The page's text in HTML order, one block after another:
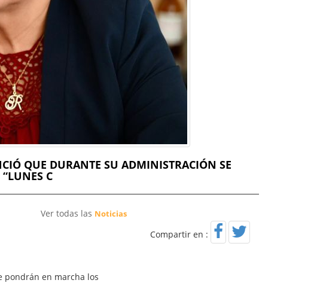
QUE DURANTE SU ADMINISTRACIÓN SE
C
Ver todas las Noticias
Compartir en :
pondrán en marcha los